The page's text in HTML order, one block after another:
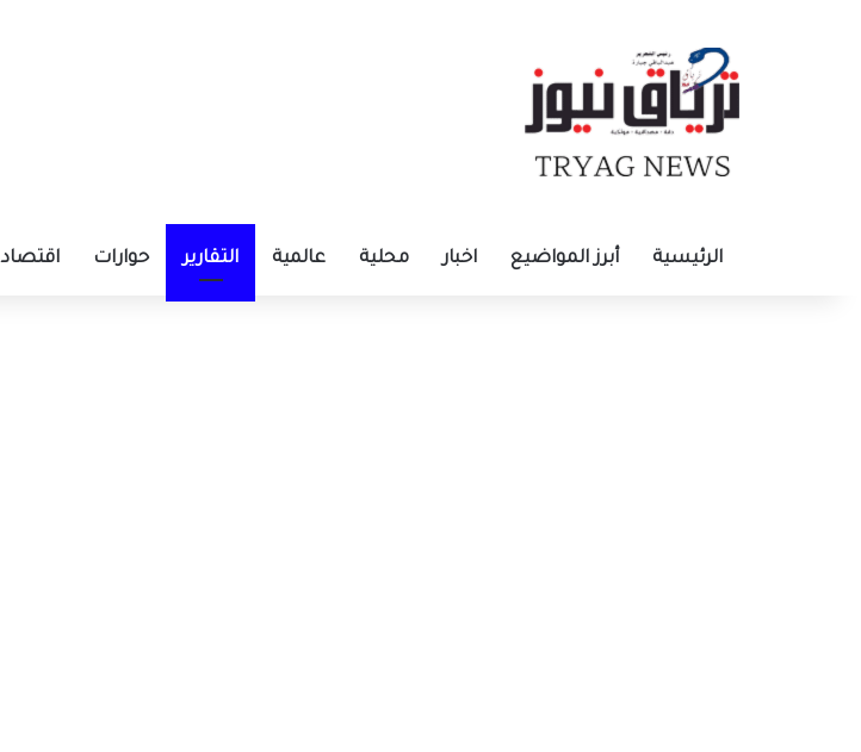
الرئيسية أبرز المواضيع اخبار محلية عالمية التقارير حوارات اقتصاد